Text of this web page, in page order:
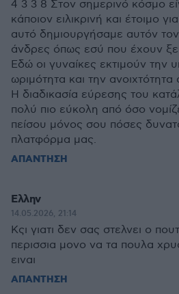
4 3 3 8 Στον σημερινό κόσμο
κάποιον ειλικρινή και έτοιμο
αυτό δημιουργήσαμε αυτόν τον
άνδρες όπως εσύ που έχουν
Εδώ οι γυναίκες εκτιμούν την
ωριμότητα και την
Η διαδικασία εύρεσης του
πολύ πιο εύκολη από όσο
πείσου μόνος σου πόσες
πλατφόρμα μας.
ΑΠΑΝΤΗΣΗ
Ελλην
14.05.2026, 21:14
Κςι γιατι δεν σας στελνει ο
περισσια μονο να τα πουλα
ειναι
ΑΠΑΝΤΗΣΗ